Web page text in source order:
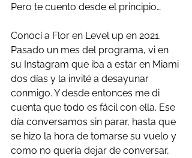
Pero te cuento desde el principio…
Conocí a Flor en Level up en 2021.
Pasado un mes del programa, vi en
su Instagram que iba a estar en Miami
dos días y la invité a desayunar
conmigo. Y desde entonces me di
cuenta que todo es fácil con ella. Ese
día conversamos sin parar, hasta que
se hizo la hora de tomarse su vuelo y
como no quería dejar de conversar,